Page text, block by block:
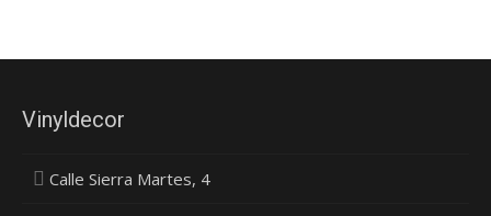
Vinyldecor
Calle Sierra Martes, 4